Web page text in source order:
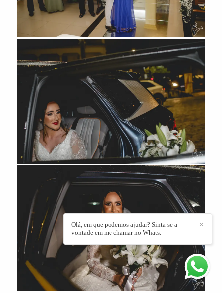
✕
Olá, em que podemos ajudar? Sinta-se a
vontade em me chamar no Whats.